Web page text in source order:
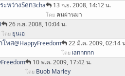
ะหว่างSen3cha 13 ก.ย. 2008, 14:12 น.
โดย คนผ่านมา
26 ก.ย. 2008, 10:04 น.
โดย ยุนเอ
โพส@HappyFreedom 22 มี.ค. 2009, 02:14
โดย iannnnn
10 พ.ค. 2009, 17:42 น.
โดย Buob Marley